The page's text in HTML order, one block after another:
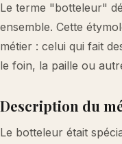
Le terme "botteleur"
ensemble. Cette
métier : celui qui fait
le foin, la paille ou
Description du
Le botteleur était